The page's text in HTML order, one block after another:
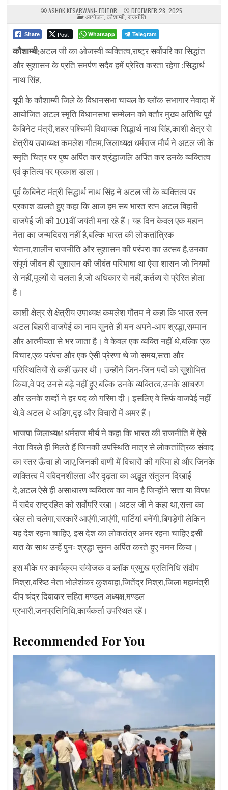
ASHOK KESARWANI- EDITOR DECEMBER 28, 2025
POSTED
IN
आयोजन कौशाम्बी राजनीति
Share Post Whatsapp Telegram
कौशाम्बी:अटल जी का ओजस्वी व्यक्तित्व,राष्ट्र सर्वोपरि का सिद्धांत
और सुशासन के प्रति समर्पण सदैव हमें प्रेरित करता रहेगा :सिद्धार्थ
नाथ सिंह,
यूपी के कौशाम्बी जिले के विधानसभा चायल के ब्लॉक सभागार नेवादा में
आयोजित अटल स्मृति विधानसभा सम्मेलन को बतौर मुख्य अतिथि पूर्व
कैबिनेट मंत्री,शहर पश्चिमी विधायक सिद्धार्थ नाथ सिंह,काशी क्षेत्र से
क्षेत्रीय उपाध्यक्ष कमलेश गौतम,जिलाध्यक्ष धर्मराज मौर्य ने अटल जी के
स्मृति चित्र पर पुष्प अर्पित कर श्रंद्धाजलि अर्पित कर उनके व्यक्तित्व
एवं कृतित्व पर प्रकाश डाला।
पूर्व कैबिनेट मंत्री सिद्धार्थ नाथ सिंह ने अटल जी के व्यक्तित्व पर
प्रकाश डालते हुए कहा कि आज हम सब भारत रत्न अटल बिहारी
वाजपेई जी की 101वीं जयंती मना रहे हैं। यह दिन केवल एक महान
नेता का जन्मदिवस नहीं है,बल्कि भारत की लोकतांत्रिक
चेतना,शालीन राजनीति और सुशासन की परंपरा का उत्सव है,उनका
संपूर्ण जीवन ही सुशासन की जीवंत परिभाषा था ऐसा शासन जो नियमों
से नहीं,मूल्यों से चलता है,जो अधिकार से नहीं,कर्तव्य से प्रेरित होता
है।
काशी क्षेत्र से क्षेत्रीय उपाध्यक्ष कमलेश गौतम ने कहा कि भारत रत्न
अटल बिहारी वाजपेई का नाम सुनते ही मन अपने-आप श्रद्धा,सम्मान
और आत्मीयता से भर जाता है। वे केवल एक व्यक्ति नहीं थे,बल्कि एक
विचार,एक परंपरा और एक ऐसी प्रेरणा थे जो समय,सत्ता और
परिस्थितियों से कहीं ऊपर थी। उन्होंने जिन-जिन पदों को सुशोभित
किया,वे पद उनसे बड़े नहीं हुए बल्कि उनके व्यक्तित्व,उनके आचरण
और उनके शब्दों ने हर पद को गरिमा दी। इसलिए वे सिर्फ वाजपेई नहीं
थे,वे अटल थे अडिग,दृढ़ और विचारों में अमर हैं।
भाजपा जिलाध्यक्ष धर्मराज मौर्य ने कहा कि भारत की राजनीति में ऐसे
नेता विरले ही मिलते हैं जिनकी उपस्थिति मात्र से लोकतांत्रिक संवाद
का स्तर ऊँचा हो जाए,जिनकी वाणी में विचारों की गरिमा हो और जिनके
व्यक्तित्व में संवेदनशीलता और दृढ़ता का अद्भुत संतुलन दिखाई
दे,अटल ऐसे ही असाधारण व्यक्तित्व का नाम है जिन्होंने सत्ता या विपक्ष
में सदैव राष्ट्रहित को सर्वोपरि रखा। अटल जी ने कहा था,सत्ता का
खेल तो चलेगा,सरकारें आएंगी,जाएंगी, पार्टियां बनेंगी,बिगड़ेगी लेकिन
यह देश रहना चाहिए, इस देश का लोकतंत्र अमर रहना चाहिए इसी
बात के साथ उन्हें पुनः श्रद्धा सुमन अर्पित करते हुए नमन किया।
इस मौके पर कार्यक्रम संयोजक व ब्लॉक प्रमुख प्रतिनिधि संदीप
मिश्रा,वरिष्ठ नेता भोलेशंकर कुशवाहा,जितेंद्र मिश्रा,जिला महामंत्री
दीप चंद्र दिवाकर सहित मण्डल अध्यक्ष,मण्डल
प्रभारी,जनप्रतिनिधि,कार्यकर्ता उपस्थित रहें।
Recommended For You